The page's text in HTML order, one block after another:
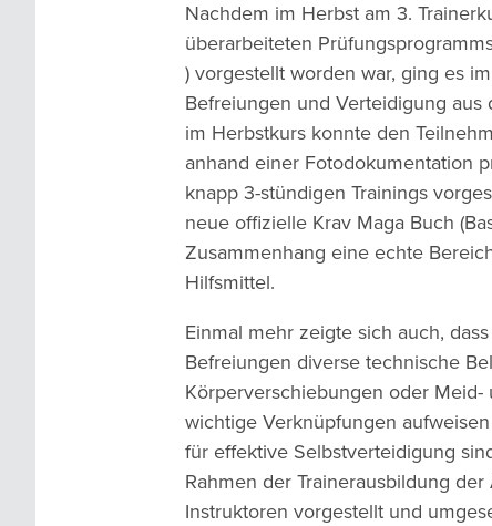
Nachdem im Herbst am 3.
überarbeiteten
) vorgestellt worden war, ging es
Befreiungen und Verteidigung aus
im Herbstkurs konnte den
anhand einer Fotodokumentation
knapp 3-stündigen Trainings
neue offizielle Krav Maga Buch
Zusammenhang eine echte
Hilfsmittel.
Einmal mehr zeigte sich auch,
Befreiungen diverse technische
Körperverschiebungen oder
wichtige Verknüpfungen
für effektive Selbstverteidigung
Rahmen der Trainerausbildung
Instruktoren vorgestellt und